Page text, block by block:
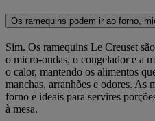
Os ramequins podem ir ao forno,
Sim. Os ramequins Le Creuset
o micro-ondas, o congelador e a
o calor, mantendo os alimentos
manchas, arranhões e odores. As
forno e ideais para servires
à mesa.